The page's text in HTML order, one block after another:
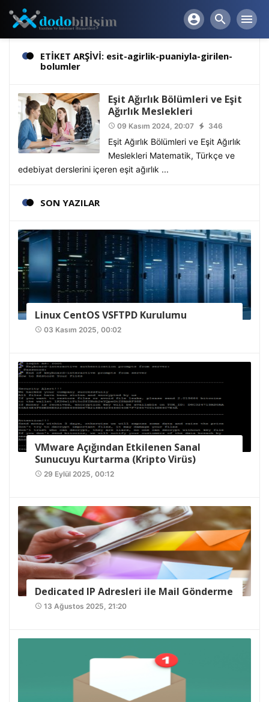
account_circle search menu
ETİKET ARŞİVİ: esit-agirlik-puaniyla-girilen-
bolumler
Eşit Ağırlık Bölümleri ve Eşit
Ağırlık Meslekleri
access_time 09 Kasım 2024, 20:07 346
Eşit Ağırlık Bölümleri ve Eşit Ağırlık
Meslekleri Matematik, Türkçe ve
edebiyat derslerini içeren eşit ağırlık ...
SON YAZILAR
Linux CentOS VSFTPD Kurulumu
access_time 03 Kasım 2025, 00:02
VMware Açığından Etkilenen Sanal
Sunucuyu Kurtarma (Kripto Virüs)
access_time 29 Eylül 2025, 00:12
Dedicated IP Adresleri ile Mail Gönderme
access_time 13 Ağustos 2025, 21:20